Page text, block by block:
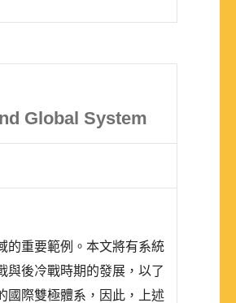
Global System
的重要範例。本文將有系統
與後冷戰時期的發展，以了
國際雙極體系，因此，上述